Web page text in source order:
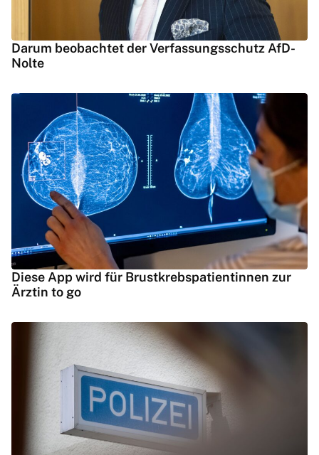
Darum beobachtet der Verfassungsschutz AfD-
Nolte
Diese App wird für Brustkrebspatientinnen zur
Ärztin to go